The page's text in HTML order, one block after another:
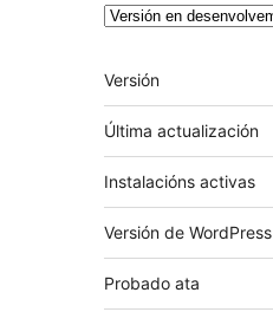
Meta
Versión
Última actualización
Instalacións activas
Versión de WordPress
Probado ata